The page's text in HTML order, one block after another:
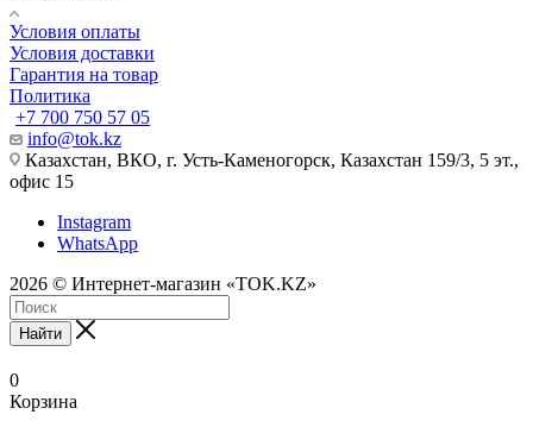
Условия оплаты
Условия доставки
Гарантия на товар
Политика
+7 700 750 57 05
info@tok.kz
Казахстан, ВКО, г. Усть-Каменогорск, Казахстан 159/3, 5 эт.,
офис 15
Instagram
WhatsApp
2026 © Интернет-магазин «TOK.KZ»
Найти
0
Корзина